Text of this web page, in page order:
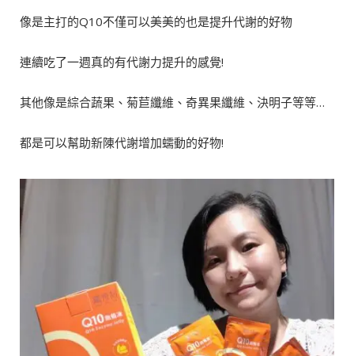
像是主打的Q10不僅可以美美的也是提升代謝的好物
連續吃了一週真的有代謝力提升的感覺!
其他像是綜合蔬果、菊苣纖維、奇異果纖維、決明子等等…
都是可以幫助新陳代謝增加蠕動的好物!